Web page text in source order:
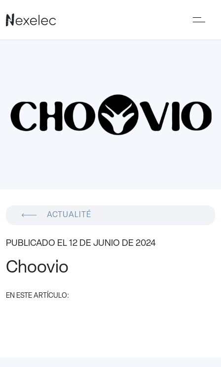
ACTUALITÉ
PUBLICADO EL 12 DE JUNIO DE 2024
Choovio
EN ESTE ARTÍCULO: